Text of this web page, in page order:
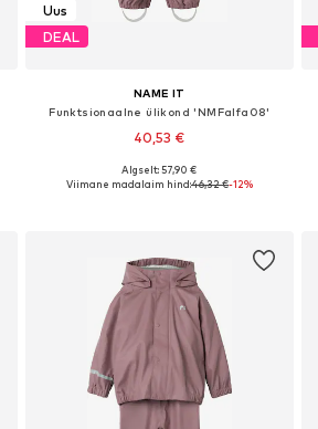
Uus
DEAL
NAME IT
Funktsionaalne ülikond 'NMFalfa08'
40,53 €
Saadaval erinevates suurustes
Algselt: 57,90 €
Viimane madalaim hind:46,32 €-12%